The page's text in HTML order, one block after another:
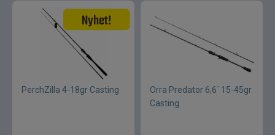
PerchZilla 4-18gr Casting
Orra Predator 6,6´ 15-45gr
Casting